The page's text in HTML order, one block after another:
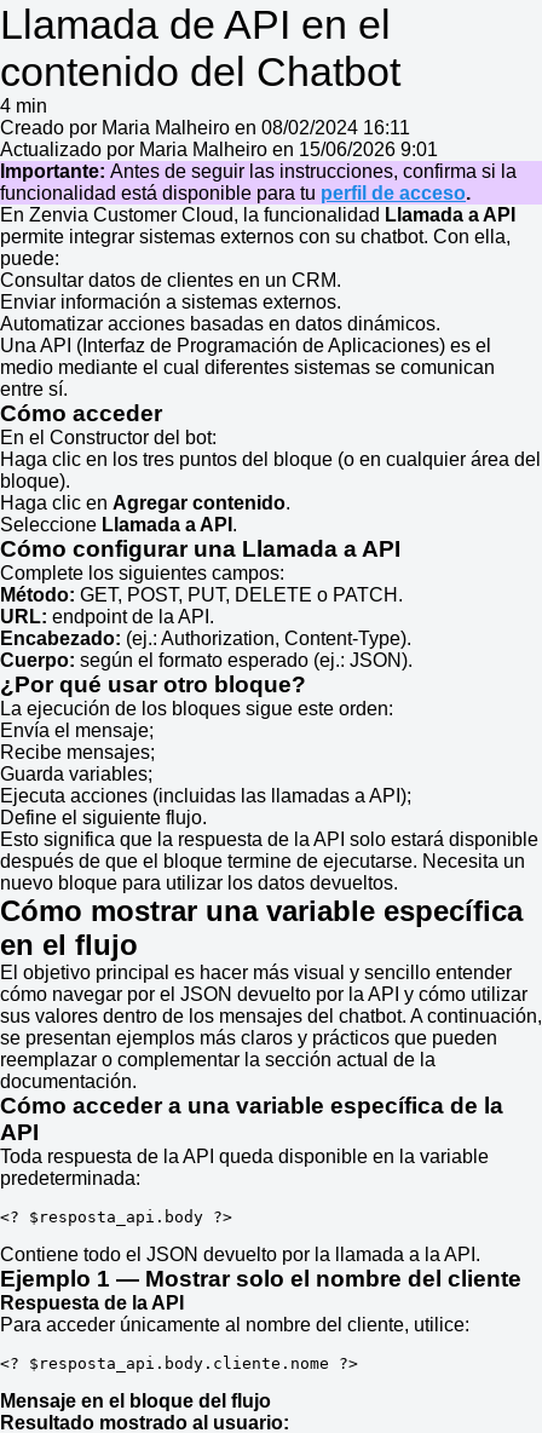
Llamada de API en el
contenido del Chatbot
4 min
Creado por Maria Malheiro en 08/02/2024 16:11
Actualizado por Maria Malheiro en 15/06/2026 9:01
Importante: Antes de seguir las instrucciones, confirma si la
funcionalidad está disponible para tu perfil de acceso.
En Zenvia Customer Cloud, la funcionalidad Llamada a API
permite integrar sistemas externos con su chatbot. Con ella,
puede:
Consultar datos de clientes en un CRM.
Enviar información a sistemas externos.
Automatizar acciones basadas en datos dinámicos.
Una API (Interfaz de Programación de Aplicaciones) es el
medio mediante el cual diferentes sistemas se comunican
entre sí.
Cómo acceder
En el Constructor del bot:
Haga clic en los tres puntos del bloque (o en cualquier área del
bloque).
Haga clic en Agregar contenido.
Seleccione Llamada a API .
Cómo configurar una Llamada a API
Complete los siguientes campos:
Método: GET, POST, PUT, DELETE o PATCH.
URL: endpoint de la API.
Encabezado: (ej.: Authorization, Content-Type).
Cuerpo: según el formato esperado (ej.: JSON).
¿Por qué usar otro bloque?
La ejecución de los bloques sigue este orden:
Envía el mensaje;
Recibe mensajes;
Guarda variables;
Ejecuta acciones (incluidas las llamadas a API);
Define el siguiente flujo.
Esto significa que la respuesta de la API solo estará disponible
después de que el bloque termine de ejecutarse. Necesita un
nuevo bloque para utilizar los datos devueltos.
Cómo mostrar una variable específica
en el flujo
El objetivo principal es hacer más visual y sencillo entender
cómo navegar por el JSON devuelto por la API y cómo utilizar
sus valores dentro de los mensajes del chatbot. A continuación,
se presentan ejemplos más claros y prácticos que pueden
reemplazar o complementar la sección actual de la
documentación.
Cómo acceder a una variable específica de la
API
Toda respuesta de la API queda disponible en la variable
predeterminada:
<? $resposta_api . body ?>
Contiene todo el JSON devuelto por la llamada a la API.
Ejemplo 1 — Mostrar solo el nombre del cliente
Respuesta de la API
Para acceder únicamente al nombre del cliente, utilice:
<? $resposta_api . body . cliente . nome ?>
Mensaje en el bloque del flujo
Resultado mostrado al usuario: